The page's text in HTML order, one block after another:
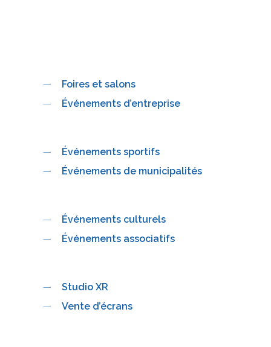
Foires et salons
Événements d’entreprise
Événements sportifs
Événements de municipalités
Événements culturels
Événements associatifs
Studio XR
Vente d’écrans